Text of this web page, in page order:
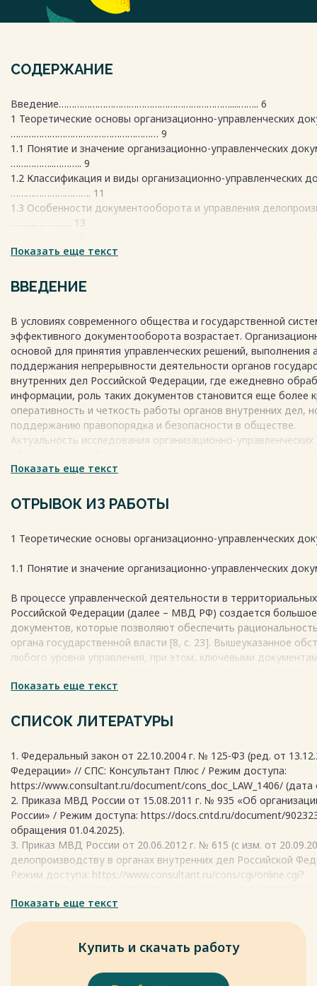
СОДЕРЖАНИЕ
Введение…………………………………………………………....…….. 6
1 Теоретические основы организационно-управленческих
………………………………………………… 9
1.1 Понятие и значение организационно-
……………..……….. 9
1.2 Классификация и виды организационно-
…………………………. 11
1.3 Особенности документооборота и управления
…………………... 13
…………………………………………………………………... 17
документов……………………………………..…………….. 17
2.2 Системы учета, хранения и архивирования
Заключение……………………………………………………………...... 27
Список использованных источников …………………………………... 29
Весь текст будет доступенпосле покупки
Показать еще текст
ВВЕДЕНИЕ
В условиях современного общества и государственной
эффективного документооборота возрастает.
основой для принятия управленческих решений,
поддержания непрерывности деятельности органов
внутренних дел Российской Федерации, где ежедневно
информации, роль таких документов становится еще более
оперативность и четкость работы органов внутренних дел,
поддержанию правопорядка и безопасности в обществе.
Актуальность исследования организационно-
цифровизации. Введение цифровых технологий и
требует тщательного изучения и классификации
Весь текст будет доступенпосле покупки
Показать еще текст
ОТРЫВОК ИЗ РАБОТЫ
1 Теоретические основы организационно-управленческих
1.1 Понятие и значение организационно-управленческих
В процессе управленческой деятельности в
Российской Федерации (далее – МВД РФ) создается
документов, которые позволяют обеспечить
органа государственной власти [8, c. 23]. Вышеуказанное
любого уровня управления, при этом, ключевыми
документов во все времена являлась эффективным
Для организации эффективной системы управления в
Сотрудники отдела делопроизводства территориальных
организационно-распорядительных документов, должны
оформления, которое необходимо для успешной
Организационно-распорядительные документы
обеспечить рациональное развитие системы управления
документ должен соответствовать высоким требованиям
отражать ключевые аспекты деятельности сотрудников
Весь текст будет доступен после покупки
Показать еще текст
СПИСОК ЛИТЕРАТУРЫ
1. Федеральный закон от 22.10.2004 г. № 125-ФЗ (ред. от
Федерации» // СПС: Консультант Плюс / Режим доступа:
https://www.consultant.ru/document/cons_doc_LAW_1406/
2. Приказа МВД России от 15.08.2011 г. № 935 «Об
России» / Режим доступа: https://docs.cntd.ru/document/
обращения 01.04.2025).
3. Приказ МВД России от 20.06.2012 г. № 615 (с изм. от
делопроизводству в органах внутренних дел Российской
Режим доступа: https://www.consultant.ru/cons/cgi/online.cgi?
01.04.2025).
4. ГОСТ Р ИСО 15489-1-2019. Национальный стандарт
информации, библиотечному и издательскому делу.
документами. Часть 1. Понятия и принципы (утв. Приказом
ysclid=m99uacokb3296175087 (дата обращения 01.04.2025).
Показать еще текст
Купить и скачать работу